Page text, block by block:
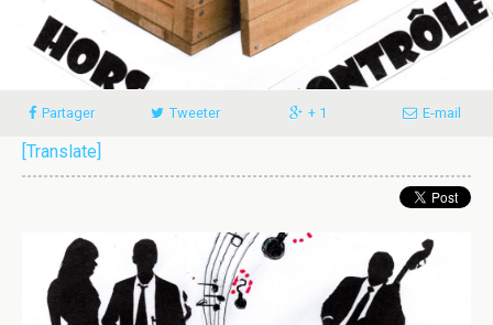
Partager Tweeter + 1 E-mail
[Translate]